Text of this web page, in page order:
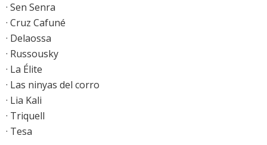
· Sen Senra
· Cruz Cafuné
· Delaossa
· Russousky
· La Élite
· Las ninyas del corro
· Lia Kali
· Triquell
· Tesa